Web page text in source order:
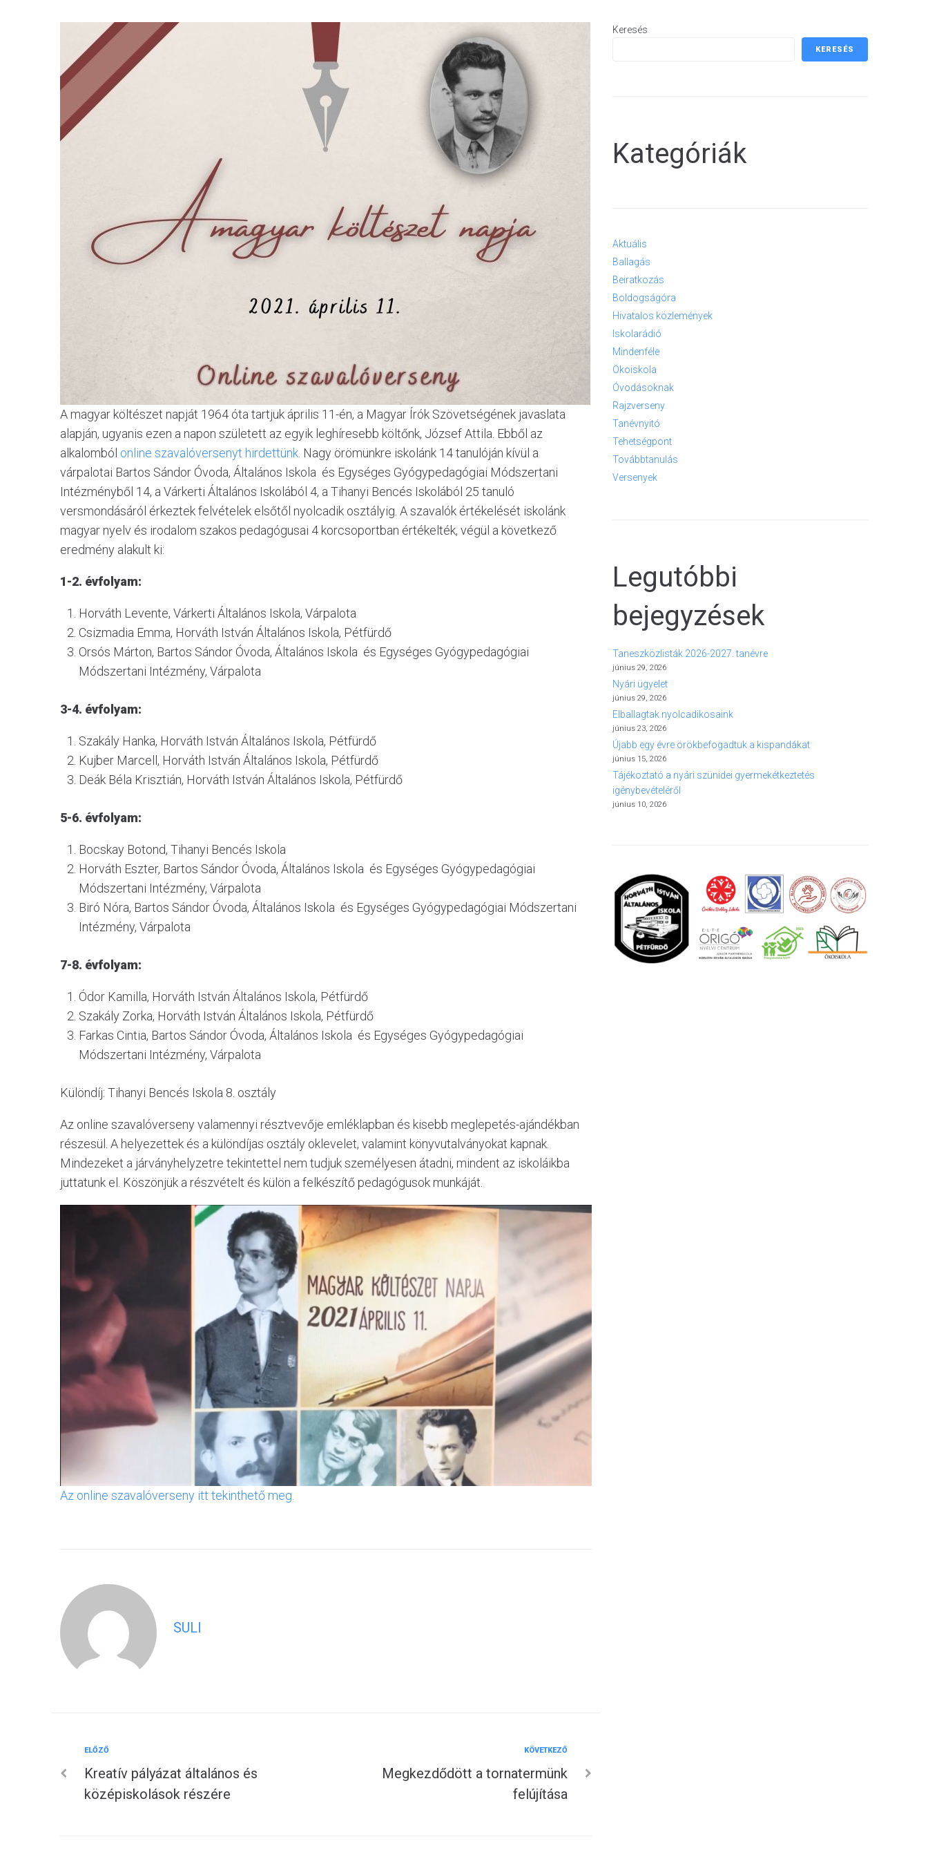
A magyar költészet napját 1964 óta tartjuk április 11-én, a Magyar Írók Szövetségének javaslata
alapján, ugyanis ezen a napon született az egyik leghíresebb költőnk, József Attila. Ebből az
alkalomból online szavalóversenyt hirdettünk. Nagy örömünkre iskolánk 14 tanulóján kívül a
várpalotai Bartos Sándor Óvoda, Általános Iskola és Egységes Gyógypedagógiai Módszertani
Intézményből 14, a Várkerti Általános Iskolából 4, a Tihanyi Bencés Iskolából 25 tanuló
versmondásáról érkeztek felvételek elsőtől nyolcadik osztályig. A szavalók értékelését iskolánk
magyar nyelv és irodalom szakos pedagógusai 4 korcsoportban értékelték, végül a következő
eredmény alakult ki:
1-2. évfolyam:
Horváth Levente, Várkerti Általános Iskola, Várpalota
Csizmadia Emma, Horváth István Általános Iskola, Pétfürdő
Orsós Márton, Bartos Sándor Óvoda, Általános Iskola és Egységes Gyógypedagógiai
Módszertani Intézmény, Várpalota
3-4. évfolyam:
Szakály Hanka, Horváth István Általános Iskola, Pétfürdő
Kujber Marcell, Horváth István Általános Iskola, Pétfürdő
Deák Béla Krisztián, Horváth István Általános Iskola, Pétfürdő
5-6. évfolyam:
Bocskay Botond, Tihanyi Bencés Iskola
Horváth Eszter, Bartos Sándor Óvoda, Általános Iskola és Egységes Gyógypedagógiai
Módszertani Intézmény, Várpalota
Biró Nóra, Bartos Sándor Óvoda, Általános Iskola és Egységes Gyógypedagógiai Módszertani
Intézmény, Várpalota
7-8. évfolyam:
Ódor Kamilla, Horváth István Általános Iskola, Pétfürdő
Szakály Zorka, Horváth István Általános Iskola, Pétfürdő
Farkas Cintia, Bartos Sándor Óvoda, Általános Iskola és Egységes Gyógypedagógiai
Módszertani Intézmény, Várpalota
Különdíj: Tihanyi Bencés Iskola 8. osztály
Az online szavalóverseny valamennyi résztvevője emléklapban és kisebb meglepetés-ajándékban
részesül. A helyezettek és a különdíjas osztály oklevelet, valamint könyvutalványokat kapnak.
Mindezeket a járványhelyzetre tekintettel nem tudjuk személyesen átadni, mindent az iskoláikba
juttatunk el. Köszönjük a részvételt és külön a felkészítő pedagógusok munkáját.
Az online szavalóverseny itt tekinthető meg.
SULI
Bejegyzés
navigáció
Előző
ELŐZŐ
Kreatív pályázat általános és
középiskolások részére
KÖVETKEZŐ
Megkezdődött a tornatermünk
felújítása
Keresés
KERESÉS
Kategóriák
Aktuális
Ballagás
Beiratkozás
Boldogságóra
Hivatalos közlemények
Iskolarádió
Mindenféle
Ökoiskola
Óvodásoknak
Rajzverseny
Tanévnyitó
Tehetségpont
Továbbtanulás
Versenyek
Legutóbbi
bejegyzések
Taneszközlisták 2026-2027. tanévre
június 29, 2026
Nyári ügyelet
június 29, 2026
Elballagtak nyolcadikosaink
június 23, 2026
Újabb egy évre örökbefogadtuk a kispandákat
június 15, 2026
Tájékoztató a nyári szünidei gyermekétkeztetés
igénybevételéről
június 10, 2026